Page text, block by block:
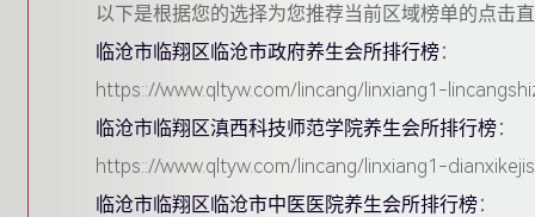
以下是根据您的选择为您推荐当前区域榜单的点击
临沧市临翔区临沧市政府养生会所排行榜：
https:://www.qltyw.com/lincang/linxiang1-
临沧市临翔区滇西科技师范学院养生会所排行榜：
https:://www.qltyw.com/lincang/linxiang1-
临沧市临翔区临沧市中医医院养生会所排行榜：